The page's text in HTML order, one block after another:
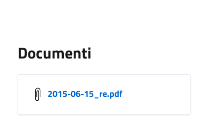
Documenti
2015-06-15_re.pdf